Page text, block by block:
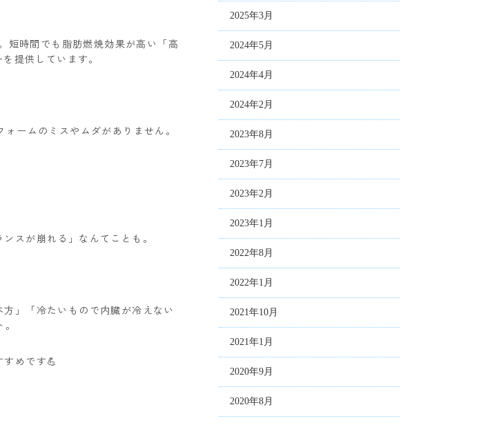
短時間でも脂肪燃焼効果が高い「高
提供しています。
ームのミスやムダがありません。
スが崩れる」なんてことも。
」
「冷たいもので内臓が冷えない
めです💪
2025年3月
2024年5月
2024年4月
2024年2月
2023年8月
2023年7月
2023年2月
2023年1月
2022年8月
2022年1月
2021年10月
2021年1月
2020年9月
2020年8月